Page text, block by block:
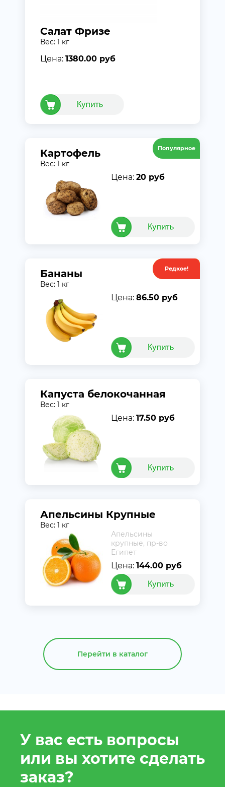
Салат Фризе
Вес: 1 кг
Цена: 1380.00 руб
Популярное
Картофель
Вес: 1 кг
Цена: 20 руб
Акция
Редкое!
Бананы
Вес: 1 кг
Цена: 86.50 руб
Капуста белокочанная
Вес: 1 кг
Цена: 17.50 руб
Апельсины Крупные
Вес: 1 кг
Апельсины
крупные, пр-во
Египет
Цена: 144.00 руб
Перейти в каталог
У вас есть вопросы
или вы хотите сделать
заказ?